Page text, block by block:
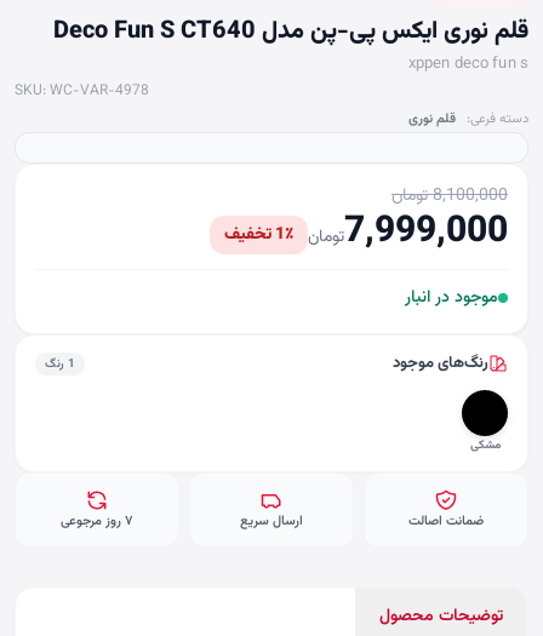
قلم نوری ایکس پی-پن مدل Deco Fun S CT640
xppen deco fun s
SKU: WC-VAR-4978
دسته فرعی: قلم نوری
8,100,000 تومان
7,999,000تومان 1٪ تخفیف
موجود در انبار
رنگ‌های موجود 1 رنگ
مشکی
ضمانت اصالت ارسال سریع ۷ روز مرجوعی
توضیحات محصول